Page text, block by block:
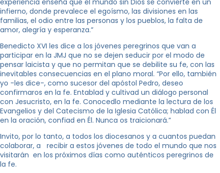
infierno, donde prevalece el egoísmo, las divisiones en las
familias, el odio entre las personas y los pueblos, la falta de
amor, alegría y esperanza.”
Benedicto XVI les dice a los jóvenes peregrinos que van a
participar en la JMJ que no se dejen seducir por el modo de
pensar laicista y que no permitan que se debilite su fe, con las
inevitables consecuencias en el plano moral. “Por ello, también
yo -les dice-, como sucesor del apóstol Pedro, deseo
confirmaros en la fe. Entablad y cultivad un diálogo personal
con Jesucristo, en la fe. Conocedlo mediante la lectura de los
Evangelios y del Catecismo de la Iglesia Católica; hablad con Él
en la oración, confiad en Él. Nunca os traicionará.”
Invito, por lo tanto, a todos los diocesanos y a cuantos puedan
colaborar, a recibir a estos jóvenes de todo el mundo que nos
visitarán en los próximos días como auténticos peregrinos de
la fe.